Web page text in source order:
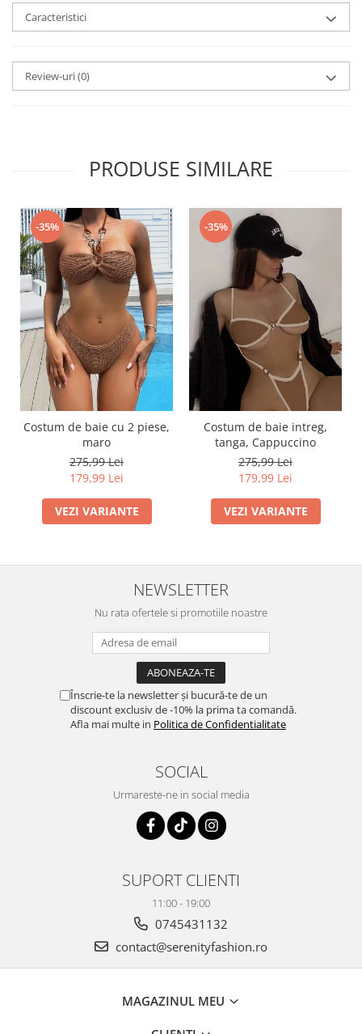
Caracteristici
Review-uri(0)
PRODUSE SIMILARE
-35%
Costum de baie cu 2 piese,
maro
275,99 Lei
179,99 Lei
VEZI VARIANTE
-35%
Costum de baie intreg,
tanga, Cappuccino
275,99 Lei
179,99 Lei
VEZI VARIANTE
NEWSLETTER
Nu rata ofertele si promotiile noastre
Înscrie-te la newsletter și bucură-te de un
discount exclusiv de -10% la prima ta comandă.
Afla mai multe in Politica de Confidentialitate
SOCIAL
Urmareste-ne in social media
SUPORT CLIENTI
11:00 - 19:00
0745431132
contact@serenityfashion.ro
MAGAZINUL MEU